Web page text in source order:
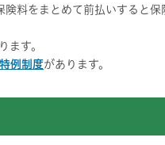
料をまとめて前払いすると保
ます。
例制度があります。